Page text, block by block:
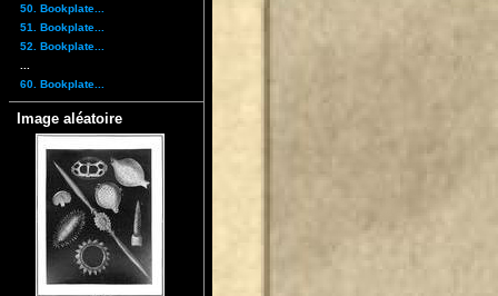
50. Bookplate...
51. Bookplate...
52. Bookplate...
60. Bookplate...
Image aléatoire